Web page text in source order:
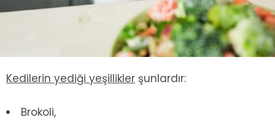
Kedilerin yediği yeşillikler şunlardır:
Brokoli,